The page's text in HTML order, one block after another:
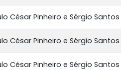
César Pinheiro e Sérgio Santos
César Pinheiro e Sérgio Santos
César Pinheiro e Sérgio Santos